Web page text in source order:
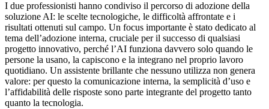
I due professionisti hanno condiviso il percorso di adozione della
soluzione AI: le scelte tecnologiche, le difficoltà affrontate e i
risultati ottenuti sul campo. Un focus importante è stato dedicato al
tema dell’adozione interna, cruciale per il successo di qualsiasi
progetto innovativo, perché l’AI funziona davvero solo quando le
persone la usano, la capiscono e la integrano nel proprio lavoro
quotidiano. Un assistente brillante che nessuno utilizza non genera
valore: per questo la comunicazione interna, la semplicità d’uso e
l’affidabilità delle risposte sono parte integrante del progetto tanto
quanto la tecnologia.